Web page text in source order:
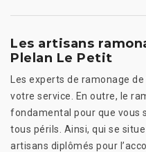
Les artisans
Plelan Le Petit
Les experts de ramonage
votre service. En outre, le
fondamental pour que vous
tous périls. Ainsi, qui se
artisans diplômés pour